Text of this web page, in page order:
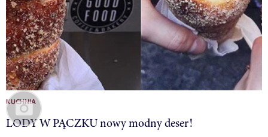
KUCHNIA
LODY W PĄCZKU nowy modny deser!